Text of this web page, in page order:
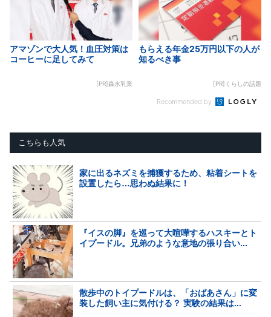
アマゾンで大人気！血圧対策は
コーヒーに足してみて
[PR]森永乳業
もらえる年金25万円以下の人が
知るべき事
[PR]くらしの話題
Recommended by
こちらも人気
家に出るネズミを捕獲するため、粘着シートを
設置したら…思わぬ結果に！
『イスの脚』を巡って大喧嘩するハスキーとト
イプードル。兄弟のような意地の張り合い...
散歩中のトイプードルは、「おばあさん」に変
装した飼い主に気付ける？ 実験の結果は...